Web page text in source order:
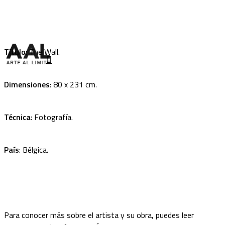
content
search
Menu
Título: The Wall.
Dimensiones: 80 x 231 cm.
Técnica: Fotografía.
País: Bélgica.
Para conocer más sobre el artista y su obra, puedes leer